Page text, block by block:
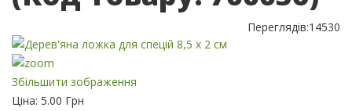
Переглядів:14530
Збільшити зображення
Ціна: 5.00 Грн